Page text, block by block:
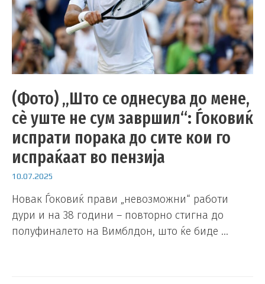
(Фото) „Што се однесува до мене,
сè уште не сум завршил“: Ѓоковиќ
испрати порака до сите кои го
испраќаат во пензија
10.07.2025
Новак Ѓоковиќ прави „невозможни“ работи
дури и на 38 години – повторно стигна до
полуфиналето на Вимблдон, што ќе биде …